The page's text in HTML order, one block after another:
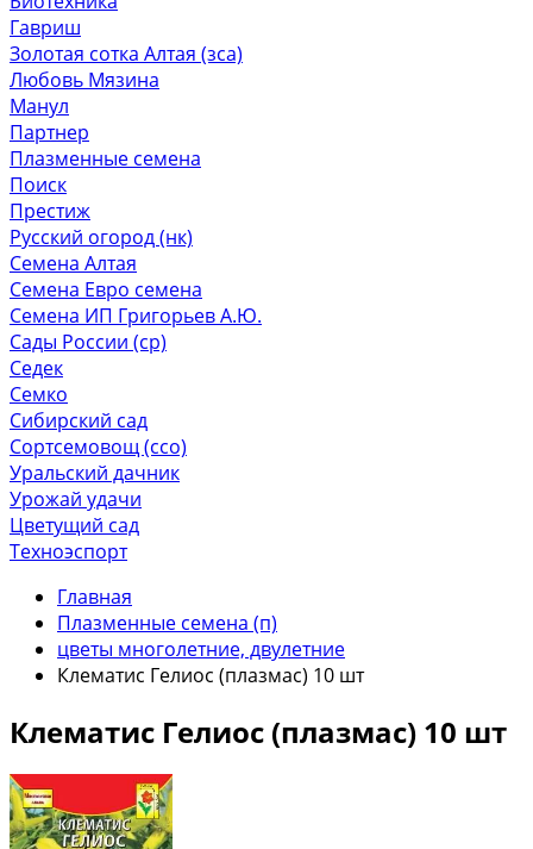
Гавриш
Золотая сотка Алтая (зса)
Любовь Мязина
Манул
Партнер
Плазменные семена
Поиск
Престиж
Русский огород (нк)
Семена Алтая
Семена Евро семена
Семена ИП Григорьев А.Ю.
Сады России (ср)
Седек
Семко
Сибирский сад
Сортсемовощ (ссо)
Уральский дачник
Урожай удачи
Цветущий сад
Техноэспорт
Главная
Плазменные семена (п)
цветы многолетние, двулетние
Клематис Гелиос (плазмас) 10 шт
Клематис Гелиос (плазмас) 10 шт